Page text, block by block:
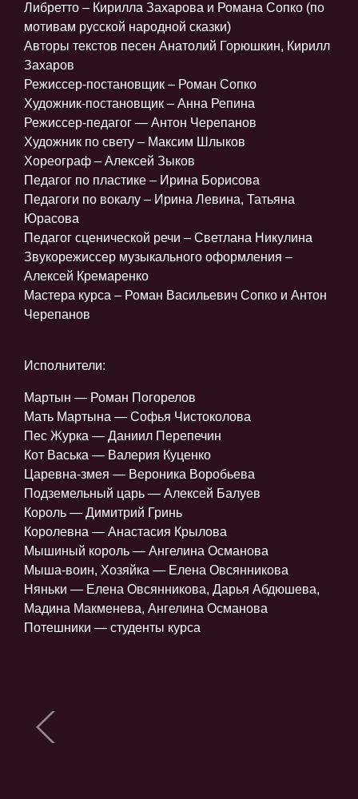
Либретто – Кирилла Захарова и Романа Сопко (по
мотивам русской народной сказки)
Авторы текстов песен Анатолий Горюшкин, Кирилл
Захаров
Режиссер-постановщик – Роман Сопко
Художник-постановщик – Анна Репина
Режиссер-педагог — Антон Черепанов
Художник по свету – Максим Шлыков
Хореограф – Алексей Зыков
Педагог по пластике – Ирина Борисова
Педагоги по вокалу – Ирина Левина, Татьяна
Юрасова
Педагог сценической речи – Светлана Никулина
Звукорежиссер музыкального оформления –
Алексей Кремаренко
Мастера курса – Роман Васильевич Сопко и Антон
Черепанов
Исполнители:
Мартын — Роман Погорелов
Мать Мартына — Софья Чистоколова
Пес Журка — Даниил Перепечин
Кот Васька — Валерия Куценко
Царевна-змея — Вероника Воробьева
Подземельный царь — Алексей Балуев
Король — Димитрий Гринь
Королевна — Анастасия Крылова
Мышиный король — Ангелина Османова
Мыша-воин, Хозяйка — Елена Овсянникова
Няньки — Елена Овсянникова, Дарья Абдюшева,
Мадина Макменева, Ангелина Османова
Потешники — студенты курса